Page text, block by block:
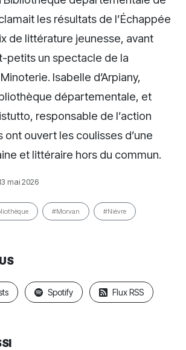
les résultats de l’Échappée
de littérature jeunesse, avant
petits un spectacle de la
Isabelle d’Arpiany,
départementale, et
responsable de l’action
ont ouvert les coulisses d’une
et littéraire hors du commun.
mai 2026
#Morvan #Nièvre
Spotify Flux RSS